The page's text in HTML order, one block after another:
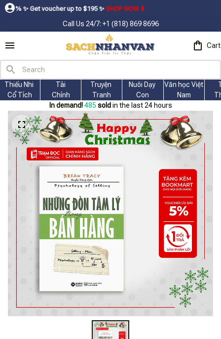
up to $195ㅤ ✨ㅤSHOP NOW ⬇
Call Us 24/7: +1 (818) 869 8696
Cart
Thiếu Nhi
Cổ Tích
Tài
Chính
Truyện
Tranh
Nuôi Dạy
Con
Văn học Việt
Nam
In demand! 485 sold in the last 24 hours